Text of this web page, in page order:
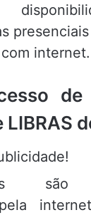
internet.
de
são